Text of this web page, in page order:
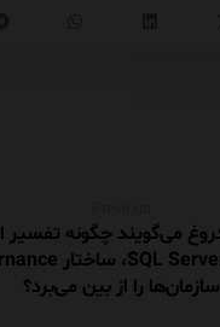
سازمان‌ها را از بین می‌برد؟